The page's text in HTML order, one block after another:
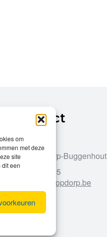
om
met deze
site
dit een
Contact
Dries 43
9255 Opdorp-Buggenhout
052/33.27.85
info@leroy-opdorp.be